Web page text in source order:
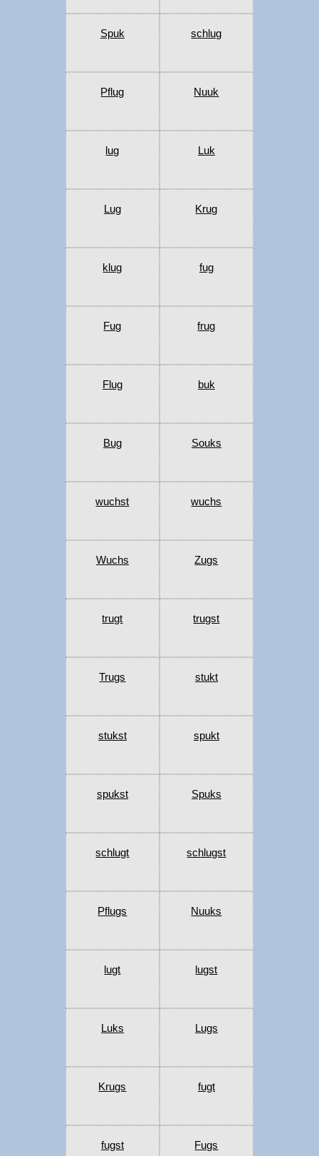
Spuk schlug
Pflug Nuuk
lug Luk
Lug Krug
klug fug
Fug frug
Flug buk
Bug Souks
wuchst wuchs
Wuchs Zugs
trugt trugst
Trugs stukt
stukst spukt
spukst Spuks
schlugt schlugst
Pflugs Nuuks
lugt lugst
Luks Lugs
Krugs fugt
fugst Fugs